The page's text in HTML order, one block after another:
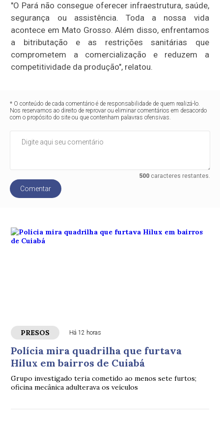
"O Pará não consegue oferecer infraestrutura, saúde,
segurança ou assistência. Toda a nossa vida
acontece em Mato Grosso. Além disso, enfrentamos
a bitributação e as restrições sanitárias que
comprometem a comercialização e reduzem a
competitividade da produção", relatou.
* O conteúdo de cada comentário é de responsabilidade de quem realizá-lo.
Nos reservamos ao direito de reprovar ou eliminar comentários em desacordo
com o propósito do site ou que contenham palavras ofensivas.
500caracteres restantes.
Comentar
PRESOS Há 12 horas
Polícia mira quadrilha que furtava
Hilux em bairros de Cuiabá
Grupo investigado teria cometido ao menos sete furtos;
oficina mecânica adulterava os veículos